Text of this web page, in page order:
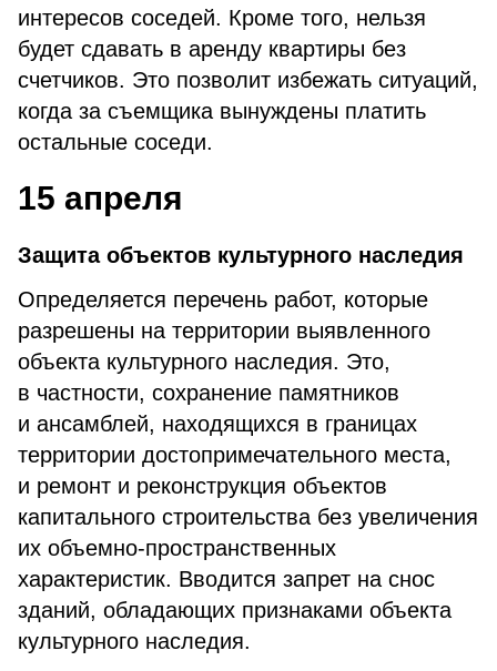
интересов соседей. Кроме того, нельзя
будет сдавать в аренду квартиры без
счетчиков. Это позволит избежать ситуаций,
когда за съемщика вынуждены платить
остальные соседи.
15 апреля
Защита объектов культурного наследия
Определяется перечень работ, которые
разрешены на территории выявленного
объекта культурного наследия. Это,
в частности, сохранение памятников
и ансамблей, находящихся в границах
территории достопримечательного места,
и ремонт и реконструкция объектов
капитального строительства без увеличения
их объемно-пространственных
характеристик. Вводится запрет на снос
зданий, обладающих признаками объекта
культурного наследия.